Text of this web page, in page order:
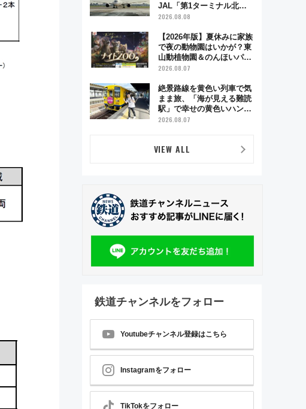
JAL「第1ターミナル北側
サテライト」は徒歩1キロ
点まとめ
2026.08.08
【2026年版】夏休みに家族
で夜の動物園はいかが？東
山動植物園＆のんほいパー
ク「ナイトZOO」開催情報
2026.08.07
絶景路線を黄色い列車で気
まま旅、「海が見える難読
駅」で幸せの黄色いハンカ
チに願いを 「新・鉄道ひ
2026.08.07
VIEW ALL
鉄道チャンネルをフォロー
Youtubeチャンネル登録はこちら
Instagramをフォロー
TikTokをフォロー